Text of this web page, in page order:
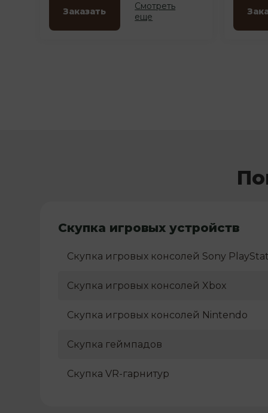
Заказать
Смотреть
еще
Скупка игровых устройств
Скупка игровых консолей Sony
Скупка игровых консолей Xbox
Скупка игровых консолей Nintendo
Скупка геймпадов
Скупка VR-гарнитур